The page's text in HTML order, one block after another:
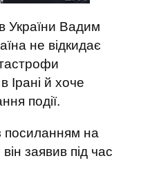
України Вадим
не відкидає
Ірані й хоче
події.
посиланням на
заявив під час